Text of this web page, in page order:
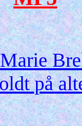
på